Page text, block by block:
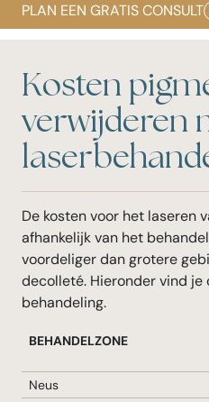
PLAN EEN GRATIS CONSULT
Kosten
verwijderen
De kosten voor het laseren
afhankelijk van het
voordeliger dan grotere
decolleté. Hieronder vind je
behandeling.
BEHANDELZONE
Neus